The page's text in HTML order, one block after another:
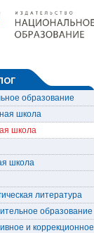
образование
школа
школа
школа
литература
образование
и коррекционное